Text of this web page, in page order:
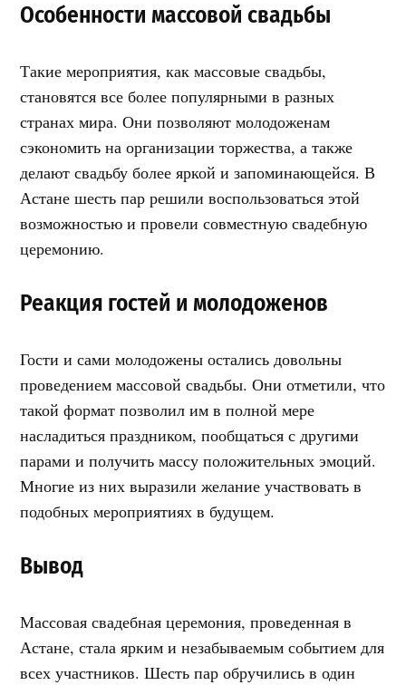
Особенности массовой свадьбы
Такие мероприятия, как массовые свадьбы,
становятся все более популярными в разных
странах мира. Они позволяют молодоженам
сэкономить на организации торжества, а также
делают свадьбу более яркой и запоминающейся. В
Астане шесть пар решили воспользоваться этой
возможностью и провели совместную свадебную
церемонию.
Реакция гостей и молодоженов
Гости и сами молодожены остались довольны
проведением массовой свадьбы. Они отметили, что
такой формат позволил им в полной мере
насладиться праздником, пообщаться с другими
парами и получить массу положительных эмоций.
Многие из них выразили желание участвовать в
подобных мероприятиях в будущем.
Вывод
Массовая свадебная церемония, проведенная в
Астане, стала ярким и незабываемым событием для
всех участников. Шесть пар обручились в один